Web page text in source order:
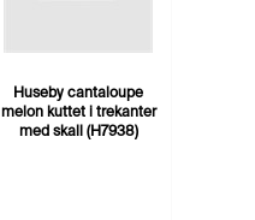
Huseby cantaloupe
melon kuttet i trekanter
med skall (H7938)